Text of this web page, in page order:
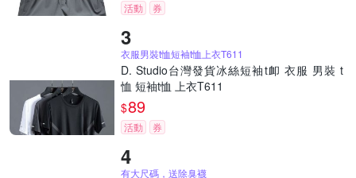
活動 券
衣服男裝t恤短袖t恤上衣T611
D. Studio台灣發貨冰絲短袖t卹 衣服 男裝 t
恤 短袖t恤 上衣T611
$89
活動 券
有大尺碼，送除臭襪